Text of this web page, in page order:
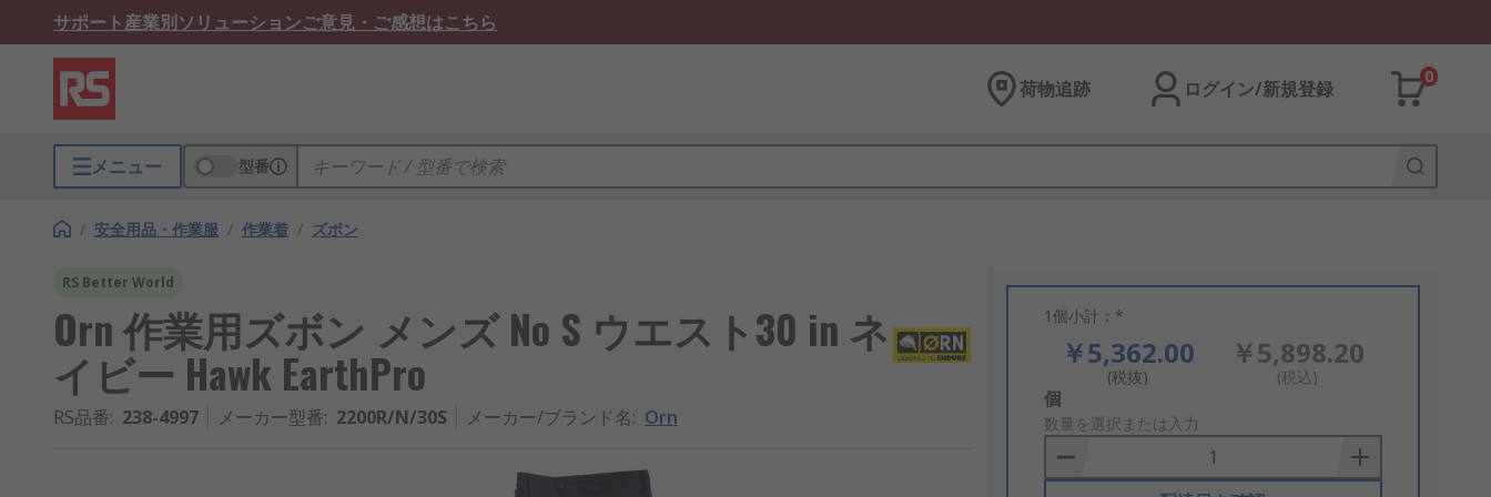
サポート産業別ソリューションご意見・ご感想はこちら
荷物追跡 ログイン/新規登録
0
メニュー 型番
/ 安全用品・作業服 / 作業着 / ズボン
RS Better World
Orn 作業用ズボン メンズ No S ウエスト30 in ネ
イビー Hawk EarthPro
RS品番: 238-4997 メーカー型番: 2200R/N/30S メーカー/ブランド名: Orn
1個小計：*
￥5,362.00
(税抜)
￥5,898.20
(税込)
Add
to
Basket
個
数量を選択または入力